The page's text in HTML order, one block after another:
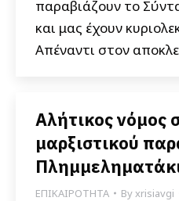
παραβιάζουν το
και μας έχουν
Απέναντι στον
Αλήτικος νόμος
μαρξιστικού
ΕΠΙΚΑΙΡΟΤΗΤΑ Byxrisiavgi